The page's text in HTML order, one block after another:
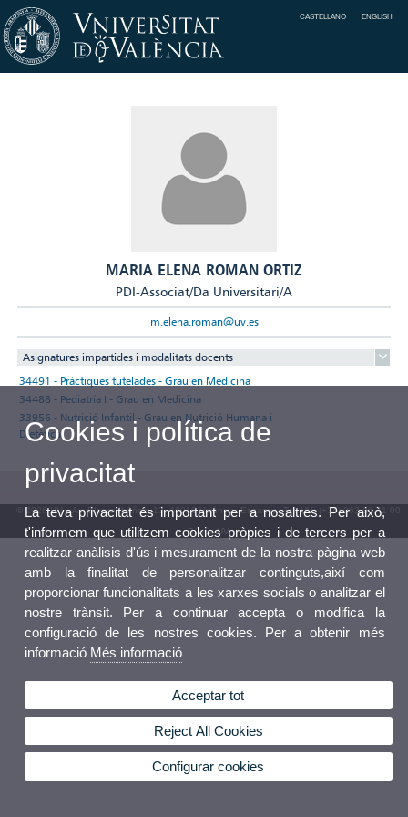
CASTELLANO ENGLISH
MARIA ELENA ROMAN ORTIZ
PDI-Associat/Da Universitari/A
m.elena.roman@uv.es
Asignatures impartides i modalitats docents
34491 - Pràctiques tutelades - Grau en Medicina
34488 - Pediatría I - Grau en Medicina
33956 - Nutrició Infantil - Grau en Nutrició Humana i
Dietètica
© 2026 UV. - Av. Blasco Ibáñez, 13. 46010 València. Espanya. Tel. UV: (+34) 963 86 41 00
Bústia UV
Cookies i política de
privacitat
La teva privacitat és important per a nosaltres. Per això,
t'informem que utilitzem cookies pròpies i de tercers per a
realitzar anàlisis d'ús i mesurament de la nostra pàgina web
amb la finalitat de personalitzar continguts,així com
proporcionar funcionalitats a les xarxes socials o analitzar el
nostre trànsit. Per a continuar accepta o modifica la
configuració de les nostres cookies. Per a obtenir més
informació Més informació
Acceptar tot
Reject All Cookies
Configurar cookies